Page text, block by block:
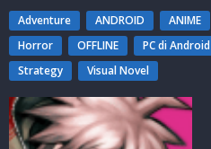
Adventure ANDROID ANIME
Horror
OFFLINE PC di Android
Strategy
Visual Novel